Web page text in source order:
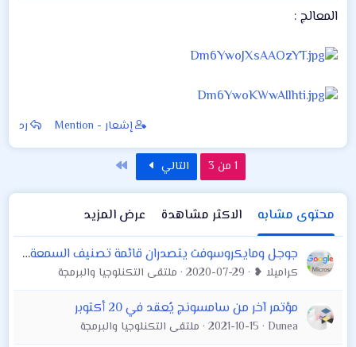
المعالج :
إشعار - Mention رد
1 من 3 التالي
محتوى مشابه الاكثر مشاهدة
عرض المزيد
جوجل ومايكروسوفت يتصدران قائمة تصنيف السمعة 2018 وغياب لابل
كراميلا ❥ 2020-07-29 ملتقى التكنلوجيا والبرمجة
مؤتمر آخر من سامسونج يُعقد في 20 أكتوبر
Dunea
2021-10-15 ملتقى التكنلوجيا والبرمجة